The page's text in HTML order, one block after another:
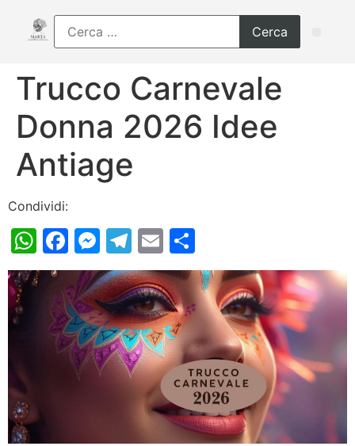
Trucco Carnevale
Donna 2026 Idee
Antiage
Condividi:
WhatsApp
Facebook
Messenger
Telegram
Email